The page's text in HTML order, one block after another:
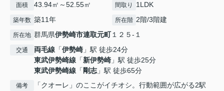
面積 43.94㎡～52.55㎡ 間取り 1LDK
築年数 築11年 所在階 2階/3階建
所在地 群馬県伊勢崎市連取元町１２５-１
交通 両毛線 「伊勢崎 」駅 徒歩24分
東武伊勢崎線 「新伊勢崎 」駅 徒歩25分
東武伊勢崎線 「 剛志」駅 徒歩65分
備考
「クオーレ」のここがイチオシ。行動範囲が広がる2駅